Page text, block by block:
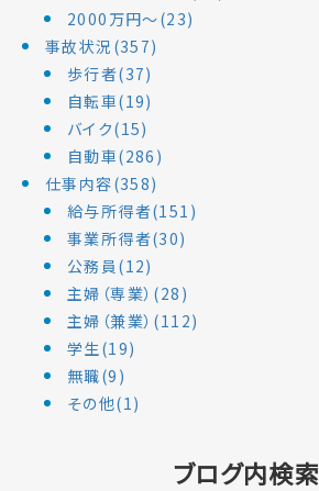
2000万円～(23)
事故状況(357)
歩行者(37)
自転車(19)
バイク(15)
自動車(286)
仕事内容(358)
給与所得者(151)
事業所得者(30)
公務員(12)
主婦（専業）(28)
主婦（兼業）(112)
学生(19)
無職(9)
その他(1)
ブログ内検索